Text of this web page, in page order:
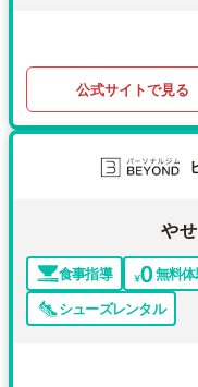
公式サイトで見る
や
食事指導 無料
シューズレンタル